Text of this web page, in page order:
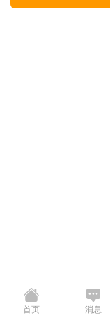
首页 消息